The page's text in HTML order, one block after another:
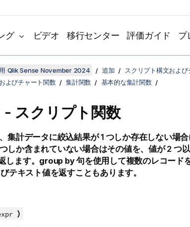
グ ビデオ 移行センター 評価ガイド プ
Qlik Sense November 2024 追加
スクリプト構文およ
よびチャート関数
集計関数 基本的な集計関数
- スクリプト関数
集計データに絞込結果が 1 つしか存在しない場
しか含まれていない場合はその値を、値が 2 つ
します。 group by句を使用して複数のレコード
テキスト値を返すこともあります。
)